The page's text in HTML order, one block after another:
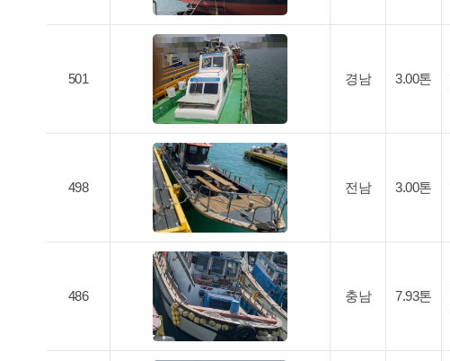
501 경남 3.00톤
498 전남 3.00톤
486 충남 7.93톤